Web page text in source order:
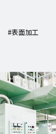
#表面加工